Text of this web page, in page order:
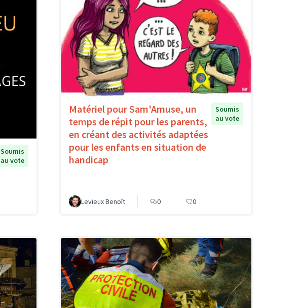
Soumis
au vote
Matériel pour Sam'Amuse, un
temps de répit pour les parents,
en créant des activités adaptées
pour les enfants en situation de
handicap
Soumis
au vote
Levieux Benoît 0 0